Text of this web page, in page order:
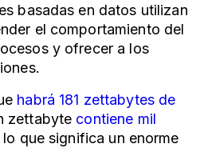
basadas en datos utilizan
el comportamiento del
y ofrecer a los
habrá 181 zettabytes de
zettabyte contiene mil
lo que significa un enorme